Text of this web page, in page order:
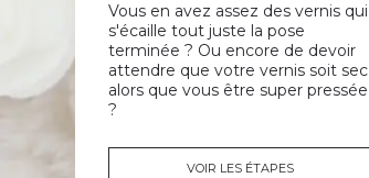
Vous en avez assez des vernis qui
s'écaille tout juste la pose
terminée ? Ou encore de devoir
attendre que votre vernis soit sec
alors que vous être super pressée
?
VOIR LES ÉTAPES